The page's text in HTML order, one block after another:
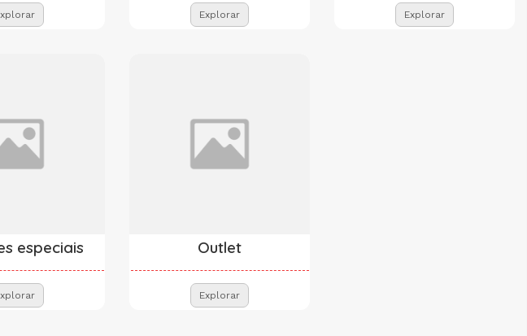
Explorar Explorar
especiais Outlet
Explorar